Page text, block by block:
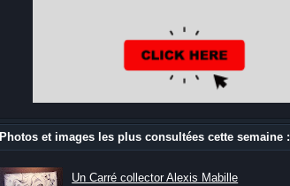
Photos et images les plus consultées cette semaine :
Un Carré collector Alexis Mabille